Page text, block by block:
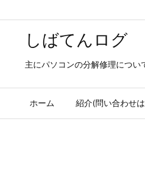
しばてんログ
主にパソコンの分解修理につい
ホーム 紹介(問い合わせ